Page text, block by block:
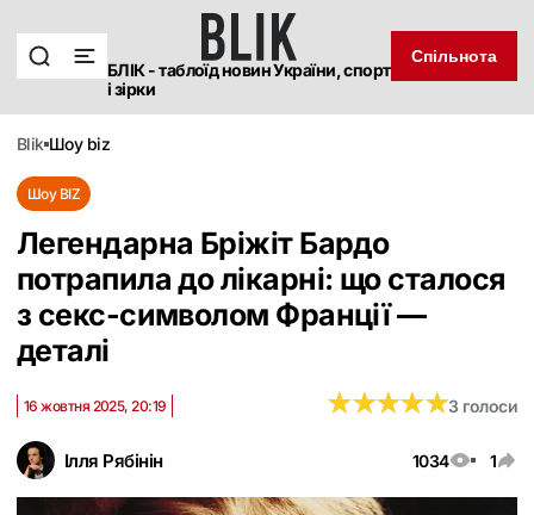
БЛІК - таблоїд новин України, спорт
і зірки
Спільнота
blik шоу biz
Шоу BIZ
Легендарна Бріжіт Бардо
потрапила до лікарні: що сталося
з секс-символом Франції —
деталі
Ілля Рябінін 1034 1
16 жовтня 2025, 20:19 ★★★★★
★★★★★3 голоси